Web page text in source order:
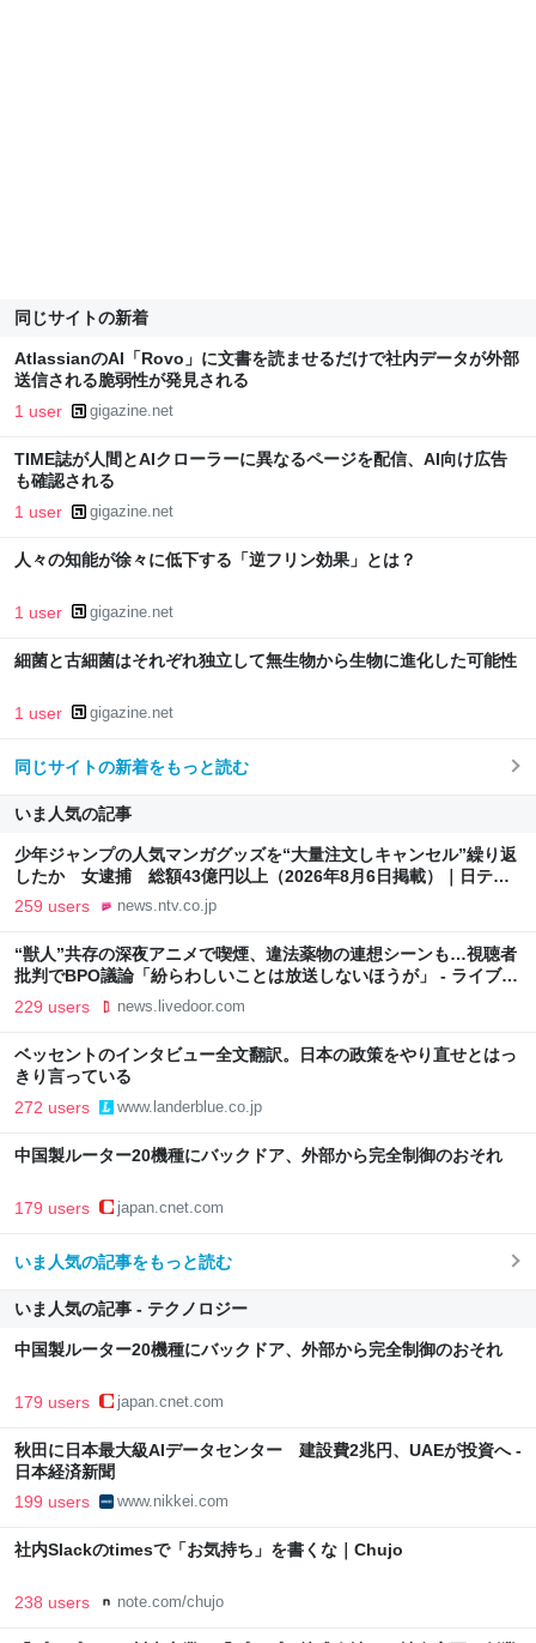
同じサイトの新着
AtlassianのAI「Rovo」に文書を読ませるだけで社内データが外部
送信される脆弱性が発見される
1 user gigazine.net
TIME誌が人間とAIクローラーに異なるページを配信、AI向け広告
も確認される
1 user gigazine.net
人々の知能が徐々に低下する「逆フリン効果」とは？
1 user gigazine.net
細菌と古細菌はそれぞれ独立して無生物から生物に進化した可能性
1 user gigazine.net
同じサイトの新着をもっと読む
いま人気の記事
少年ジャンプの人気マンガグッズを“大量注文しキャンセル”繰り返
したか 女逮捕 総額43億円以上（2026年8月6日掲載）｜日テレ
NEWS NNN
259 users news.ntv.co.jp
“獣人”共存の深夜アニメで喫煙、違法薬物の連想シーンも…視聴者
批判でBPO議論「紛らわしいことは放送しないほうが」 - ライブド
アニュース
229 users news.livedoor.com
ベッセントのインタビュー全文翻訳。日本の政策をやり直せとはっ
きり言っている
272 users www.landerblue.co.jp
中国製ルーター20機種にバックドア、外部から完全制御のおそれ
179 users japan.cnet.com
いま人気の記事をもっと読む
いま人気の記事 - テクノロジー
中国製ルーター20機種にバックドア、外部から完全制御のおそれ
179 users japan.cnet.com
秋田に日本最大級AIデータセンター 建設費2兆円、UAEが投資へ -
日本経済新聞
199 users www.nikkei.com
社内Slackのtimesで「お気持ち」を書くな｜Chujo
238 users note.com/chujo